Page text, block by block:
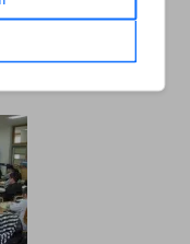
della
ciclabili